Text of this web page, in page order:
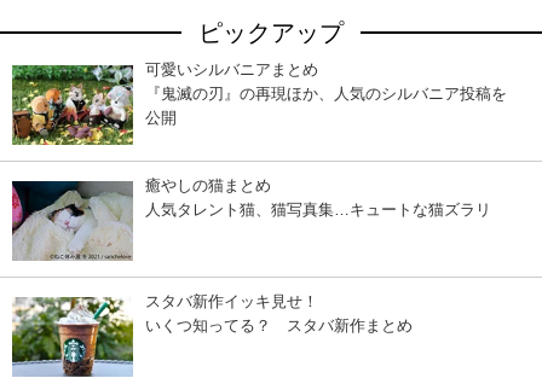
ピックアップ
可愛いシルバニアまとめ
『鬼滅の刃』の再現ほか、人気のシルバニア投稿を
公開
癒やしの猫まとめ
人気タレント猫、猫写真集…キュートな猫ズラリ
スタバ新作イッキ見せ！
いくつ知ってる？ スタバ新作まとめ